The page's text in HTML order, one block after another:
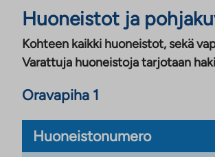
Huoneistot ja
Kohteen kaikki huoneistot, sekä
Varattuja huoneistoja tarjotaan
Oravapiha 1
Huoneistonumero